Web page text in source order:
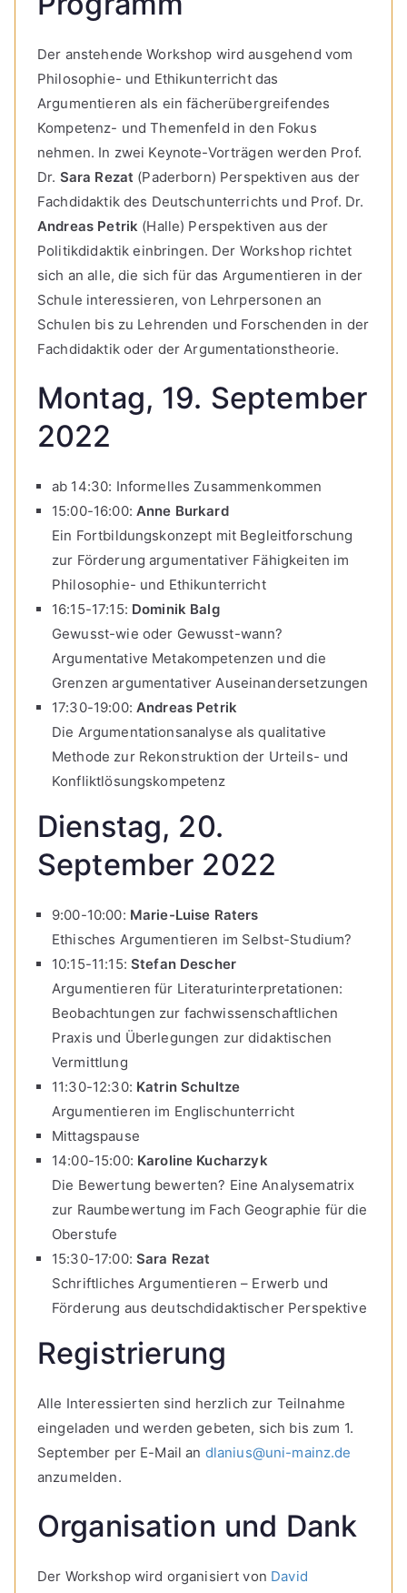
Der anstehende Workshop wird ausgehend vom
Philosophie- und Ethikunterricht das
Argumentieren als ein fächerübergreifendes
Kompetenz- und Themenfeld in den Fokus
nehmen. In zwei Keynote-Vorträgen werden Prof.
Dr. Sara Rezat (Paderborn) Perspektiven aus der
Fachdidaktik des Deutschunterrichts und Prof. Dr.
Andreas Petrik (Halle) Perspektiven aus der
Politikdidaktik einbringen. Der Workshop richtet
sich an alle, die sich für das Argumentieren in der
Schule interessieren, von Lehrpersonen an
Schulen bis zu Lehrenden und Forschenden in der
Fachdidaktik oder der Argumentationstheorie.
Montag, 19. September
2022
ab 14:30: Informelles Zusammenkommen
15:00-16:00: Anne Burkard
Ein Fortbildungskonzept mit Begleitforschung
zur Förderung argumentativer Fähigkeiten im
Philosophie- und Ethikunterricht
16:15-17:15: Dominik Balg
Gewusst-wie oder Gewusst-wann?
Argumentative Metakompetenzen und die
Grenzen argumentativer Auseinandersetzungen
17:30-19:00: Andreas Petrik
Die Argumentationsanalyse als qualitative
Methode zur Rekonstruktion der Urteils- und
Konfliktlösungskompetenz
Dienstag, 20.
September 2022
9:00-10:00: Marie-Luise Raters
Ethisches Argumentieren im Selbst-Studium?
10:15-11:15: Stefan Descher
Argumentieren für Literaturinterpretationen:
Beobachtungen zur fachwissenschaftlichen
Praxis und Überlegungen zur didaktischen
Vermittlung
11:30-12:30: Katrin Schultze
Argumentieren im Englischunterricht
Mittagspause
14:00-15:00: Karoline Kucharzyk
Die Bewertung bewerten? Eine Analysematrix
zur Raumbewertung im Fach Geographie für die
Oberstufe
15:30-17:00: Sara Rezat
Schriftliches Argumentieren – Erwerb und
Förderung aus deutschdidaktischer Perspektive
Registrierung
Alle Interessierten sind herzlich zur Teilnahme
eingeladen und werden gebeten, sich bis zum 1.
September per E-Mail an dlanius@uni-mainz.de
anzumelden.
Organisation und Dank
Der Workshop wird organisiert von David